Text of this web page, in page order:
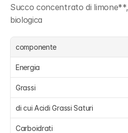
Succo concentrato di
biologica
componente
Energia
Grassi
di cui Acidi Grassi Saturi
Carboidrati